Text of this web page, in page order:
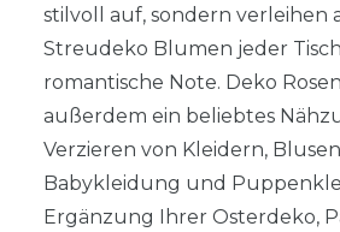
stilvoll auf, sondern verleihen
Streudeko Blumen jeder
romantische Note. Deko
außerdem ein beliebtes
Verzieren von Kleidern,
Babykleidung und
Ergänzung Ihrer Osterdeko,